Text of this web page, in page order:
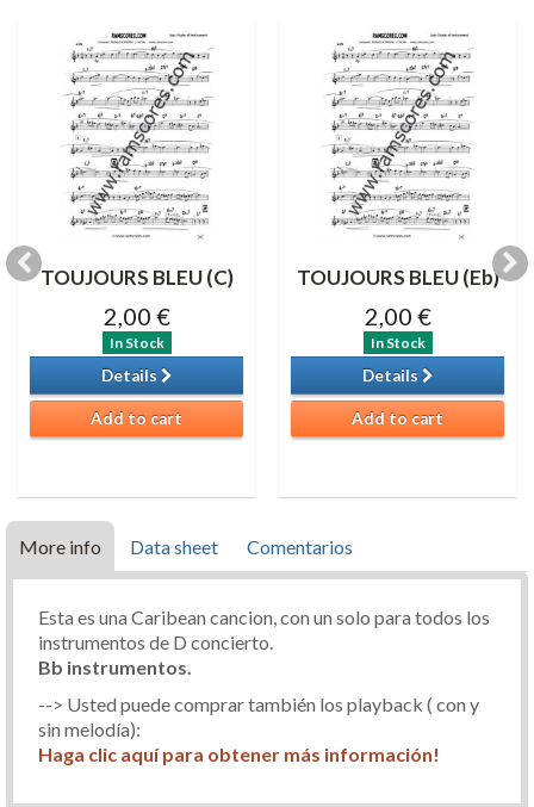
TOUJOURS BLEU (C)
2,00 €
In Stock
Details
Add to cart
TOUJOURS BLEU (Eb)
2,00 €
In Stock
Details
Add to cart
More info Data sheet Comentarios
Esta es una Caribean cancion, con un solo para todos los
instrumentos de D concierto.
Bb instrumentos.
--> Usted puede comprar también los playback ( con y
sin melodía):
Haga clic aquí para obtener más información!